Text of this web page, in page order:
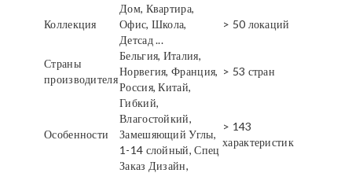
Коллекция
Дом, Квартира,
Офис, Школа,
Детсад ...
> 50 локаций
Страны
производителя
Бельгия, Италия,
Норвегия, Франция,
Россия, Китай,
> 53 стран
Особенности
Гибкий,
Влагостойкий,
Замешяющий Углы,
1-14 слойный, Спец
Заказ Дизайн,
> 143
характеристик